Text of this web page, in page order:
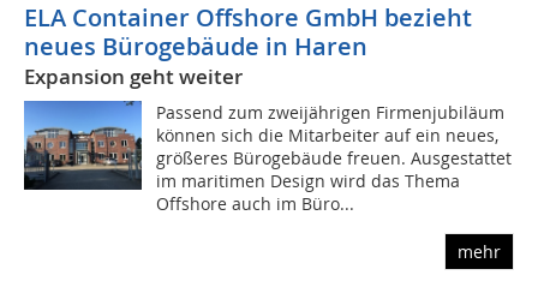
ELA Container Offshore GmbH bezieht
neues Bürogebäude in Haren
Expansion geht weiter
Passend zum zweijährigen Firmenjubiläum
können sich die Mitarbeiter auf ein neues,
größeres Bürogebäude freuen. Ausgestattet
im maritimen Design wird das Thema
Offshore auch im Büro...
mehr